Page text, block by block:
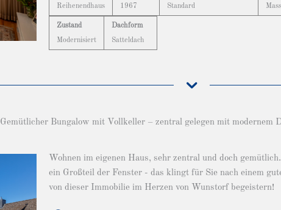
Reihenendhaus
1967
Standard
Zustand
Modernisiert
Dachform
Satteldach
Gemütlicher Bungalow mit Vollkeller – zentral gelegen mit modernem
Wohnen im eigenen Haus, sehr zentral und doch
ein Großteil der Fenster - das klingt für Sie nach einem
von dieser Immobilie im Herzen von Wunstorf begeistern!